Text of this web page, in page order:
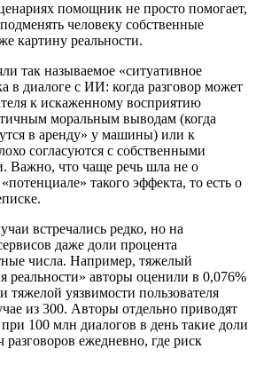
помощник не просто помогает,
человеку собственные
картину реальности.
так называемое «ситуативное
в диалоге с ИИ: когда разговор может
к искаженному восприятию
моральным выводам (когда
в аренду» у машины) или к
согласуются с собственными
Важно, что чаще речь шла не о
такого эффекта, то есть о
встречались редко, но на
даже доли процента
числа. Например, тяжелый
реальности» авторы оценили в 0,076%
тяжелой уязвимости пользователя
из 300. Авторы отдельно приводят
100 млн диалогов в день такие доли
разговоров ежедневно, где риск